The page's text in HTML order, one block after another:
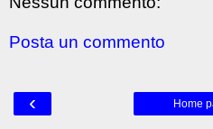
Posta un commento
‹ Home